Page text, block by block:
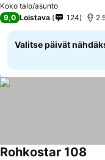
Koko talo/asunto
9,0 Loistava 124
Valitse päivät
Rohkostar 108